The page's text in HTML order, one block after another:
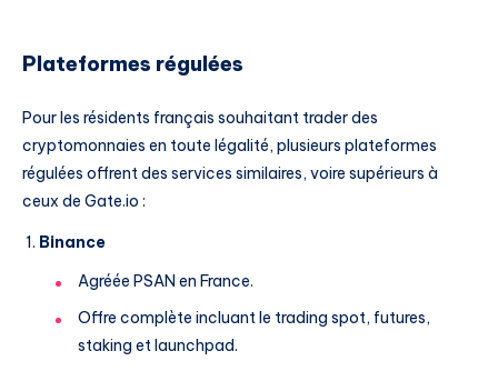
Plateformes régulées
Pour les résidents français souhaitant trader des
cryptomonnaies en toute légalité, plusieurs plateformes
régulées offrent des services similaires, voire supérieurs à
ceux de Gate.io :
Binance
Agréée PSAN en France.
Offre complète incluant le trading spot, futures,
staking et launchpad.